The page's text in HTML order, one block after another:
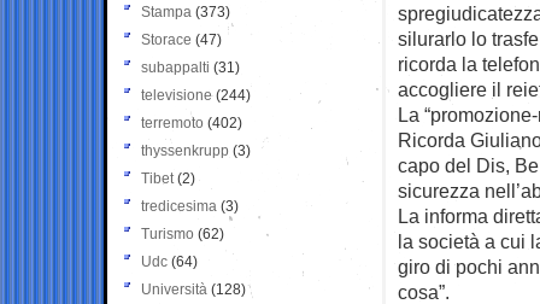
silurarlo lo
ricorda la
accogliere il
La
Ricorda
capo del Dis,
sicurezza
La informa
la società a cui
giro di pochi
cosa”.
Stampa (373)
Storace (47)
subappalti (31)
televisione(244)
terremoto (402)
thyssenkrupp (3)
Tibet(2)
tredicesima (3)
Turismo (62)
Udc (64)
Università (128)